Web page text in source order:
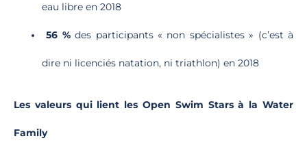
eau libre en 2018
56 %des participants « non spécialistes » (c’est à
dire ni licenciés natation, ni triathlon) en 2018
Les valeurs qui lient les Open Swim Stars à la Water
Family